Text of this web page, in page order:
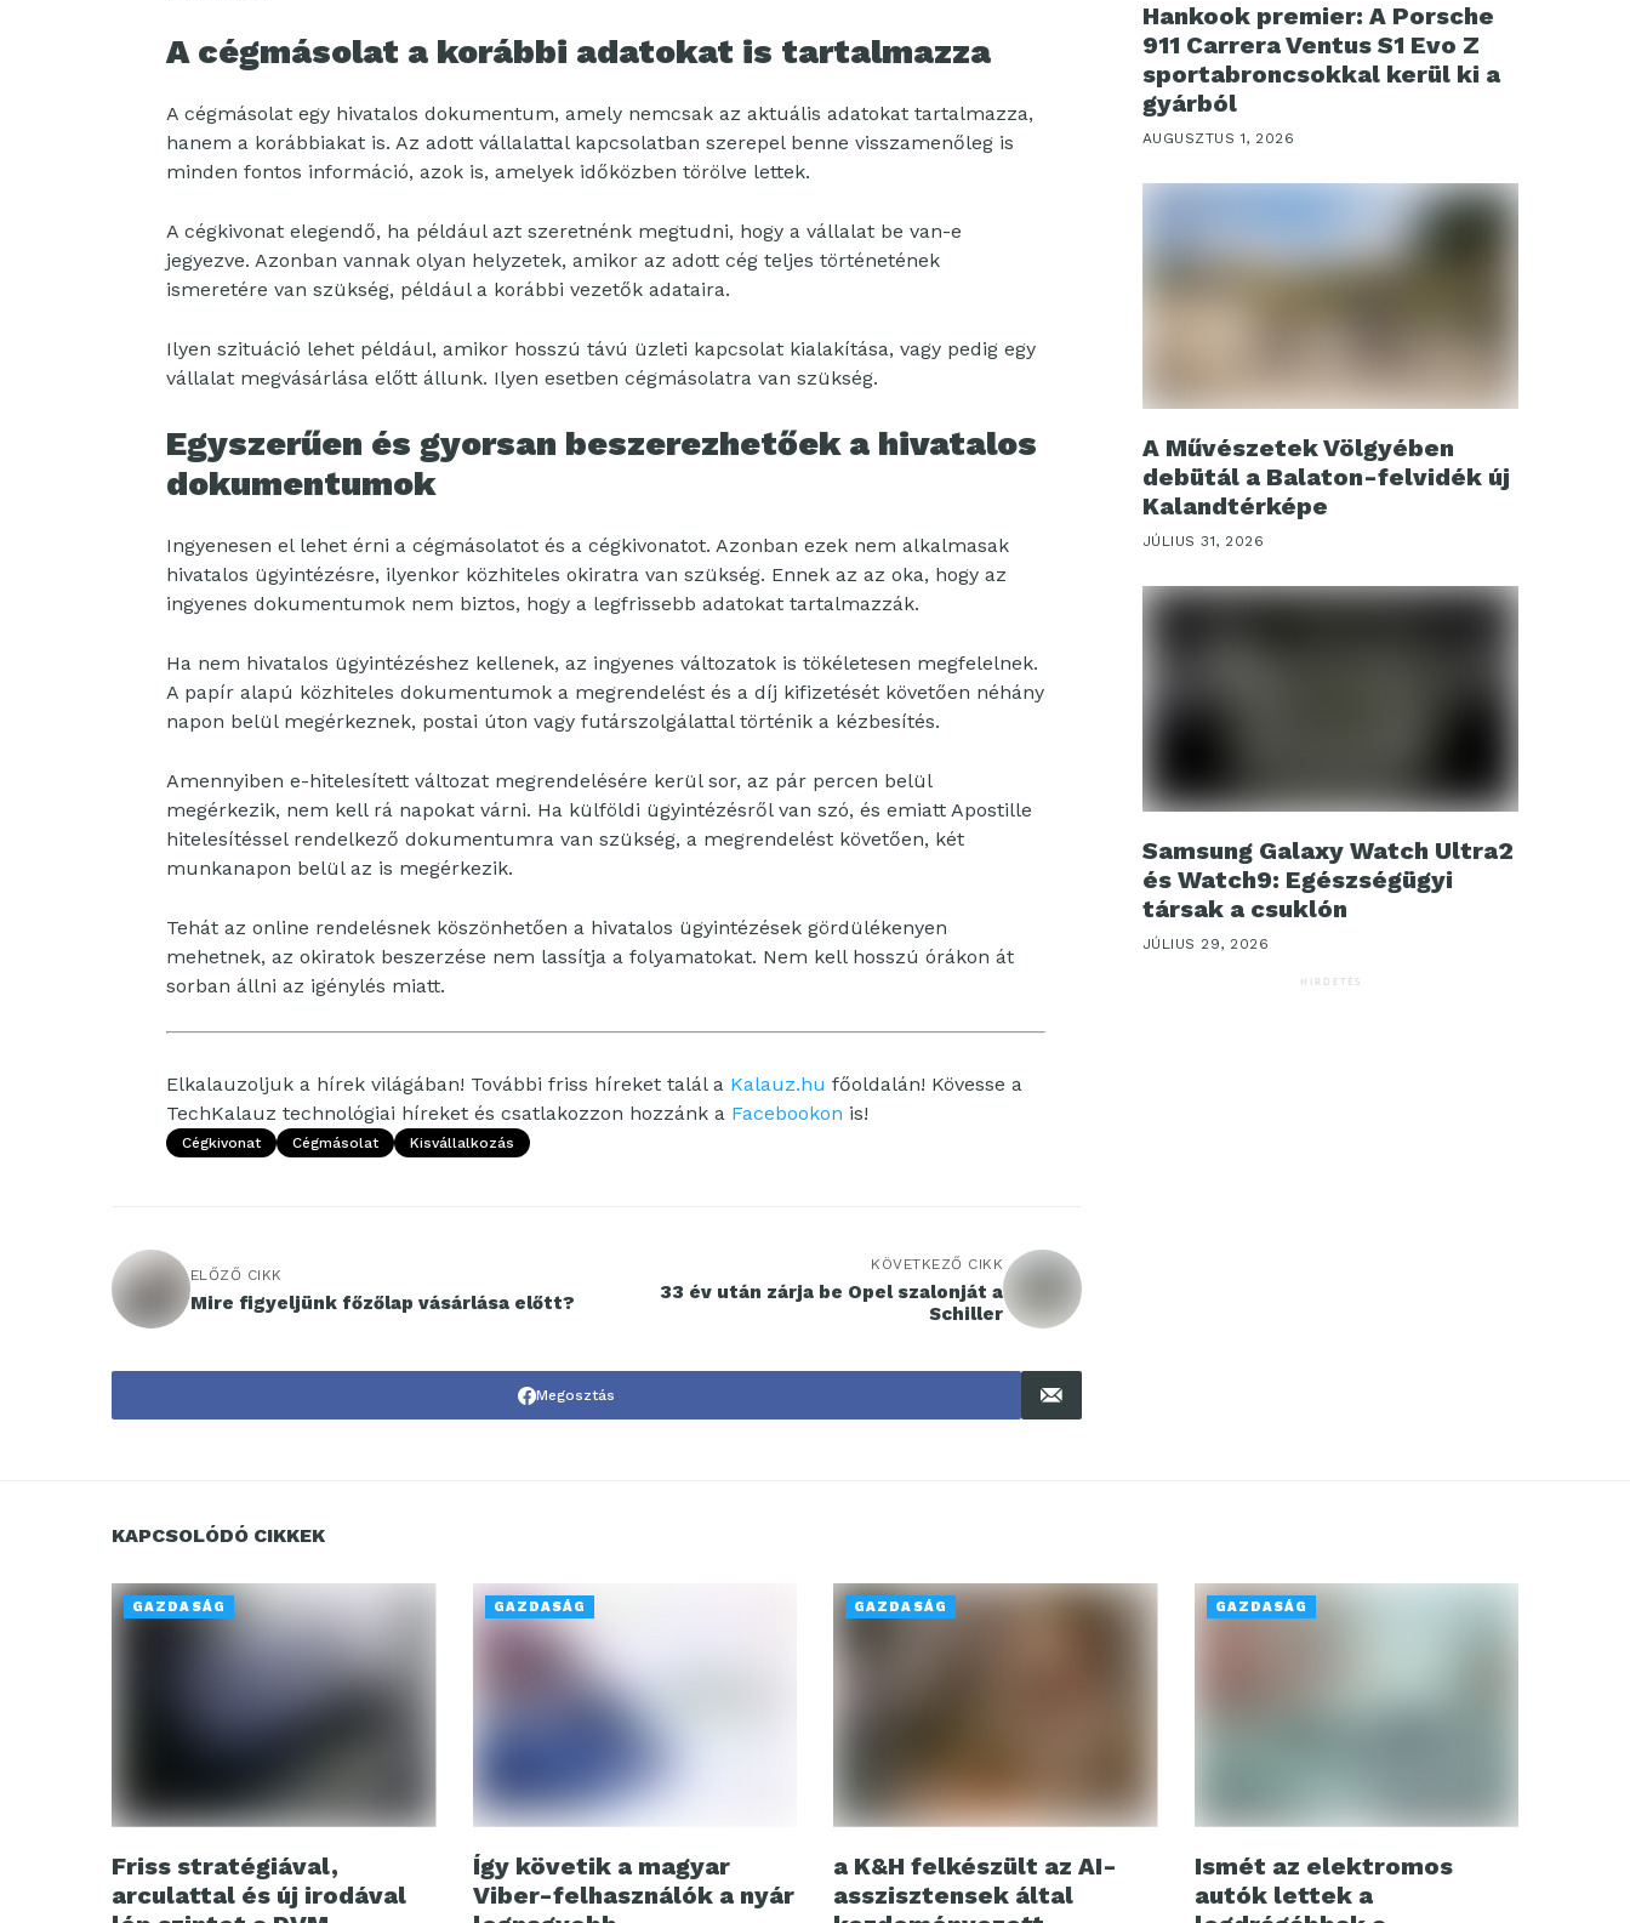
A cégmásolat a korábbi adatokat is tartalmazza
A cégmásolat egy hivatalos dokumentum, amely nemcsak az aktuális adatokat tartalmazza,
hanem a korábbiakat is. Az adott vállalattal kapcsolatban szerepel benne visszamenőleg is
minden fontos információ, azok is, amelyek időközben törölve lettek.
A cégkivonat elegendő, ha például azt szeretnénk megtudni, hogy a vállalat be van-e
jegyezve. Azonban vannak olyan helyzetek, amikor az adott cég teljes történetének
ismeretére van szükség, például a korábbi vezetők adataira.
Ilyen szituáció lehet például, amikor hosszú távú üzleti kapcsolat kialakítása, vagy pedig egy
vállalat megvásárlása előtt állunk. Ilyen esetben cégmásolatra van szükség.
Egyszerűen és gyorsan beszerezhetőek a hivatalos
dokumentumok
Ingyenesen el lehet érni a cégmásolatot és a cégkivonatot. Azonban ezek nem alkalmasak
hivatalos ügyintézésre, ilyenkor közhiteles okiratra van szükség. Ennek az az oka, hogy az
ingyenes dokumentumok nem biztos, hogy a legfrissebb adatokat tartalmazzák.
Ha nem hivatalos ügyintézéshez kellenek, az ingyenes változatok is tökéletesen megfelelnek.
A papír alapú közhiteles dokumentumok a megrendelést és a díj kifizetését követően néhány
napon belül megérkeznek, postai úton vagy futárszolgálattal történik a kézbesítés.
Amennyiben e-hitelesített változat megrendelésére kerül sor, az pár percen belül
megérkezik, nem kell rá napokat várni. Ha külföldi ügyintézésről van szó, és emiatt Apostille
hitelesítéssel rendelkező dokumentumra van szükség, a megrendelést követően, két
munkanapon belül az is megérkezik.
Tehát az online rendelésnek köszönhetően a hivatalos ügyintézések gördülékenyen
mehetnek, az okiratok beszerzése nem lassítja a folyamatokat. Nem kell hosszú órákon át
sorban állni az igénylés miatt.
Elkalauzoljuk a hírek világában! További friss híreket talál a Kalauz.hu főoldalán! Kövesse a
TechKalauz technológiai híreket és csatlakozzon hozzánk a Facebookon is!
Cégkivonat Cégmásolat Kisvállalkozás
ELŐZŐ CIKK
Mire figyeljünk főzőlap vásárlása előtt?
KÖVETKEZŐ CIKK
33 év után zárja be Opel szalonját a
Schiller
Megosztás
Hankook premier: A Porsche
911 Carrera Ventus S1 Evo Z
sportabroncsokkal kerül ki a
gyárból
AUGUSZTUS 1, 2026
A Művészetek Völgyében
debütál a Balaton-felvidék új
Kalandtérképe
JÚLIUS 31, 2026
Samsung Galaxy Watch Ultra2
és Watch9: Egészségügyi
társak a csuklón
JÚLIUS 29, 2026
HIRDETÉS
KAPCSOLÓDÓ CIKKEK
GAZDASÁG
Friss stratégiával,
arculattal és új irodával
GAZDASÁG
Így követik a magyar
Viber-felhasználók a nyár
GAZDASÁG
a K&H felkészült az AI-
asszisztensek által
GAZDASÁG
Ismét az elektromos
autók lettek a